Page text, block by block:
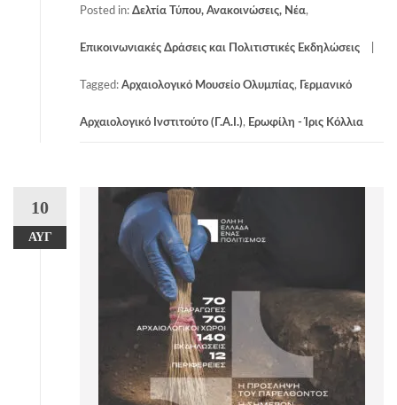
Posted in: Δελτία Τύπου, Ανακοινώσεις, Νέα,
Επικοινωνιακές Δράσεις και Πολιτιστικές Εκδηλώσεις
Tagged: Αρχαιολογικό Μουσείο Ολυμπίας, Γερμανικό
Αρχαιολογικό Ινστιτούτο (Γ.Α.Ι.), Ερωφίλη - Ίρις Κόλλια
10
ΑΥΓ